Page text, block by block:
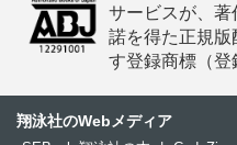
サービスが、
諾を得た正規
す登録商標（登
翔泳社のWebメディア